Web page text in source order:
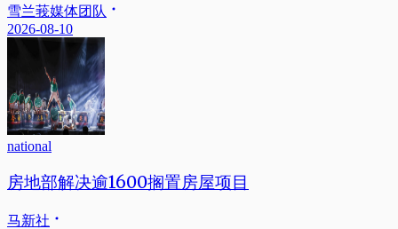
雪兰莪媒体团队
2026-08-10
national
房地部解决逾1600搁置房屋项目
马新社